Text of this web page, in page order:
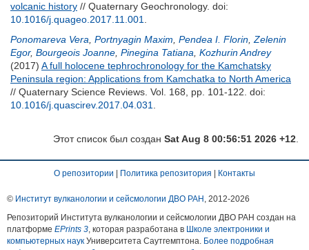
volcanic history // Quaternary Geochronology. doi:
10.1016/j.quageo.2017.11.001
Ponomareva Vera Portnyagin Maxim Pendea I. Florin Zelenin
Egor, Bourgeois Joanne Pinegina Tatiana Kozhurin Andrey
(2017) A full holocene tephrochronology for the Kamchatsky
Peninsula region: Applications from Kamchatka to North America
// Quaternary Science Reviews. Vol. 168, pp. 101-122. doi:
10.1016/j.quascirev.2017.04.031
Этот список был создан Sat Aug 8 00:56:51 2026 +12
О репозитории Политика репозитория Контакты
© Институт вулканологии и сейсмологии ДВО РАН , 2012-2026
Репозиторий Института вулканологии и сейсмологии ДВО РАН создан на
платформе EPrints 3, которая разработана в Школе электроники и
компьютерных наук Университета Саутгемптона. Более подробная